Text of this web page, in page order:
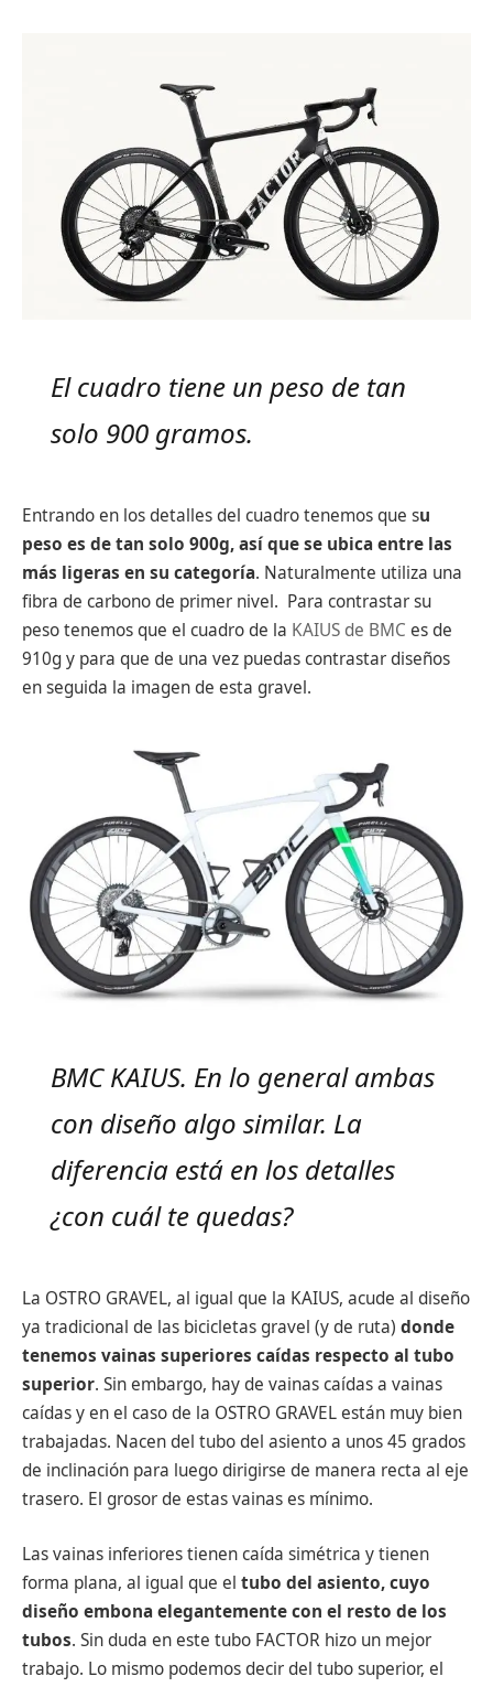
El cuadro tiene un peso de tan
solo 900 gramos.
Entrando en los detalles del cuadro tenemos que su
peso es de tan solo 900g, así que se ubica entre las
más ligeras en su categoría. Naturalmente utiliza una
fibra de carbono de primer nivel. Para contrastar su
peso tenemos que el cuadro de la KAIUS de BMC es de
910g y para que de una vez puedas contrastar diseños
en seguida la imagen de esta gravel.
BMC KAIUS. En lo general ambas
con diseño algo similar. La
diferencia está en los detalles
¿con cuál te quedas?
La OSTRO GRAVEL, al igual que la KAIUS, acude al diseño
ya tradicional de las bicicletas gravel (y de ruta) donde
tenemos vainas superiores caídas respecto al tubo
superior. Sin embargo, hay de vainas caídas a vainas
caídas y en el caso de la OSTRO GRAVEL están muy bien
trabajadas. Nacen del tubo del asiento a unos 45 grados
de inclinación para luego dirigirse de manera recta al eje
trasero. El grosor de estas vainas es mínimo.
Las vainas inferiores tienen caída simétrica y tienen
forma plana, al igual que el tubo del asiento, cuyo
diseño embona elegantemente con el resto de los
tubos. Sin duda en este tubo FACTOR hizo un mejor
trabajo. Lo mismo podemos decir del tubo superior, el